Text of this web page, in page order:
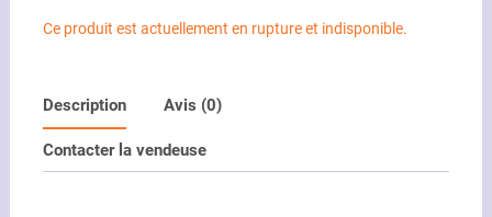
Ce produit est actuellement en rupture et indisponible.
Description Avis (0)
Contacter la vendeuse